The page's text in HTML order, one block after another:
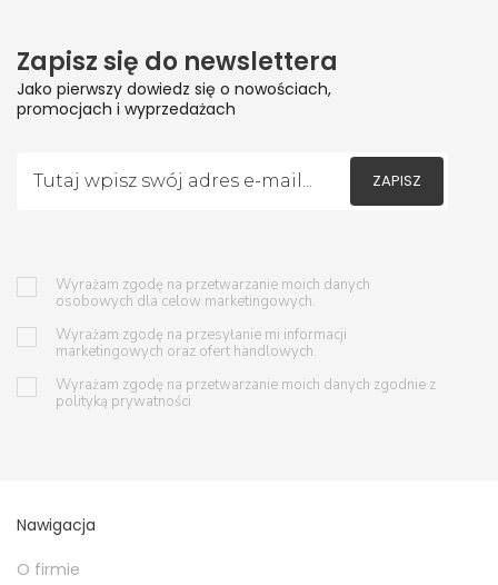
Zapisz się do newslettera
Jako pierwszy dowiedz się o nowościach,
promocjach i wyprzedażach
ZAPISZ
Wyrażam zgodę na przetwarzanie moich danych
osobowych dla celow marketingowych.
Wyrażam zgodę na przesyłanie mi informacji
marketingowych oraz ofert handlowych.
Wyrażam zgodę na przetwarzanie moich danych zgodnie z
polityką prywatności
Nawigacja
O firmie